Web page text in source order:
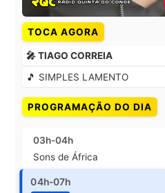
TOCA AGORA
🎤 TIAGO CORREIA
🎵 SIMPLES LAMENTO
PROGRAMAÇÃO DO DIA
03h-04h
Sons de África
04h-07h